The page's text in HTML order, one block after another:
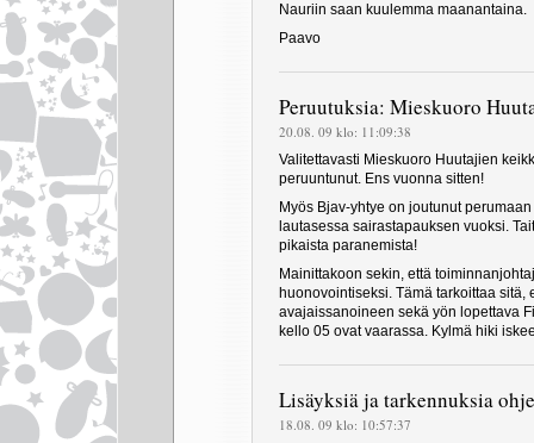
Nauriin saan kuulemma maanantaina.
Paavo
Peruutuksia: Mieskuoro
20.08. 09 klo: 11:09:38
Valitettavasti Mieskuoro Huutajien
peruuntunut. Ens vuonna sitten!
Myös Bjav-yhtye on joutunut
lautasessa sairastapauksen vuoksi.
pikaista paranemista!
Mainittakoon sekin, että
huonovointiseksi. Tämä tarkoittaa sitä,
avajaissanoineen sekä yön lopettava
kello 05 ovat vaarassa. Kylmä hiki
Lisäyksiä ja tarkennuksia
18.08. 09 klo: 10:57:37